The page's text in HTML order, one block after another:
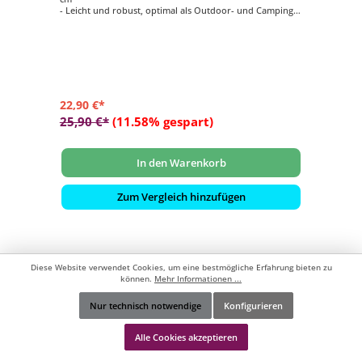
- Leicht und robust, optimal als Outdoor- und Camping-
22,90 €*
25,90 €* (11.58% gespart)
In den Warenkorb
Zum Vergleich hinzufügen
Werkzeugleiste anzeigen
Diese Website verwendet Cookies, um eine bestmögliche Erfahrung bieten zu
können. Mehr Informationen ...
Nur technisch notwendige Konfigurieren
Alle Cookies akzeptieren